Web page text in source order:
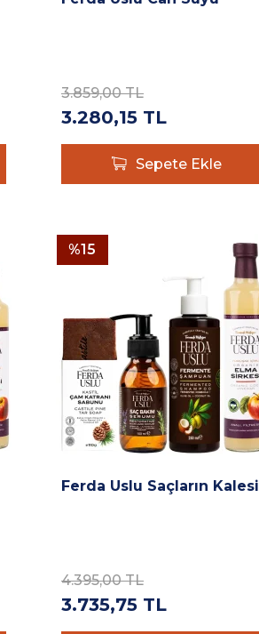
3.859,00TL
3.280,15 TL
Sepete Ekle
%15
Ferda Uslu Saçların Kalesi
4.395,00TL
3.735,75 TL